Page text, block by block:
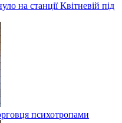
на станції Квітневій під
психотропами